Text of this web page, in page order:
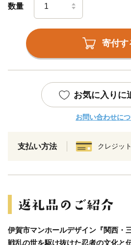
数量
寄付す
お気に入りに
お問い合わせに
支払い方法 クレジッ
伊賀市マンホールデザイン『関西・
戦乱の世を駆け抜けた忍者の文化と